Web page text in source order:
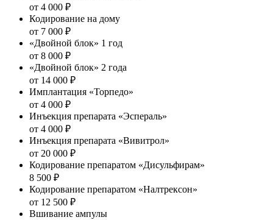
от 4 000 ₽
Кодирование на дому
от 7 000 ₽
«Двойной блок» 1 год
от 8 000 ₽
«Двойной блок» 2 года
от 14 000 ₽
Имплантация «Торпедо»
от 4 000 ₽
Инъекция препарата «Эспераль»
от 4 000 ₽
Инъекция препарата «Вивитрол»
от 20 000 ₽
Кодирование препаратом «Дисульфирам»
8 500 ₽
Кодирование препаратом «Налтрексон»
от 12 500 ₽
Вшивание ампулы